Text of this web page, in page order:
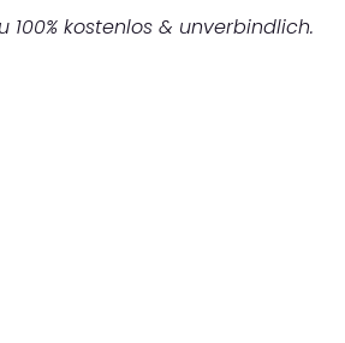
100% kostenlos & unverbindlich.